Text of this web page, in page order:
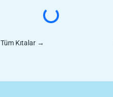
Tüm Kıtalar →